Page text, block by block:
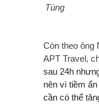
Tùng
Còn theo ông
APT Travel,
sau 24h
nên vì tiềm
cần có thể